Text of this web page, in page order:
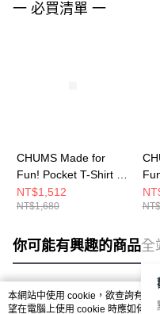
一 必買清單 一
CHUMS Made for
Fun! Pocket T-Shirt 男
短袖上衣 白色
CH012746W001
NT$1,512
NT$1,680
短
你可能有興趣的商品全
熱門標籤
本網站中使用 cookie，欲查詢有關
望在電腦上使用 cookie 時應如何